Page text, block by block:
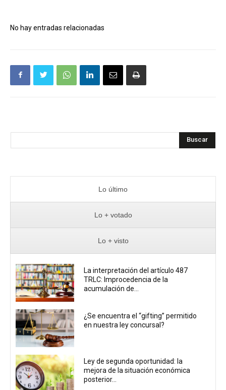
No hay entradas relacionadas
Buscar
Lo último
Lo + votado
Lo + visto
La interpretación del artículo 487
TRLC: Improcedencia de la
acumulación de...
¿Se encuentra el “gifting” permitido
en nuestra ley concursal?
Ley de segunda oportunidad: la
mejora de la situación económica
posterior...